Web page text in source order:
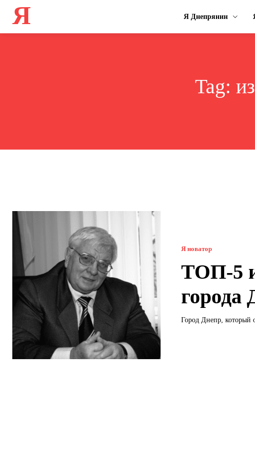
Я Я Днепрянин
Tag:
Я новатор
ТОП-5
города
Город Днепр, который